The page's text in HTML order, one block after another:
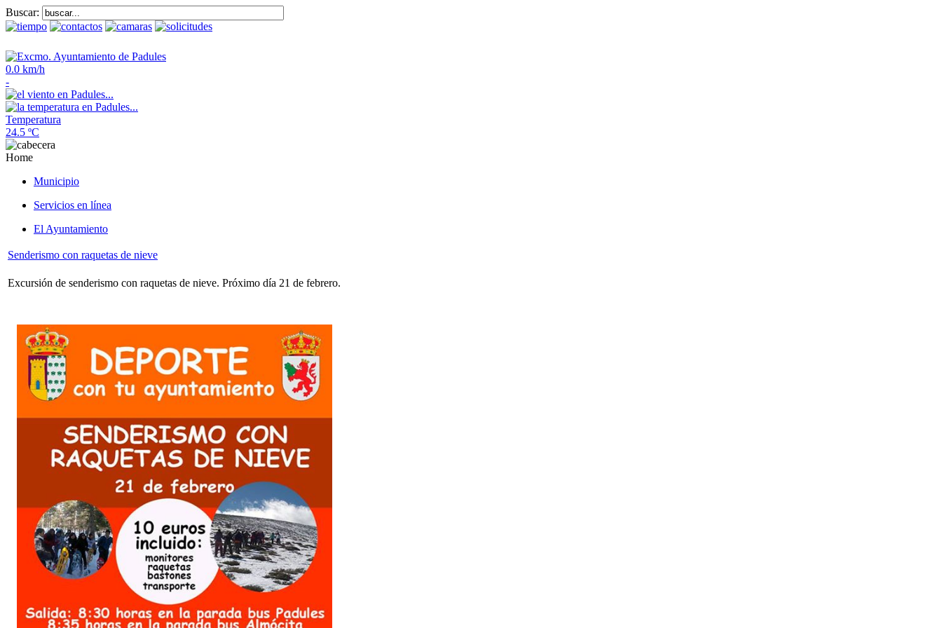
Buscar:
0.0 km/h
-
Temperatura
24.5 ºC
Home
Municipio
Servicios en línea
El Ayuntamiento
Senderismo con raquetas de nieve
Excursión de senderismo con raquetas de nieve. Próximo día 21 de febrero.